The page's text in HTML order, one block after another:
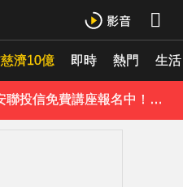
濟10億 即時 熱門 生活
瑪莎拉蒂將回歸V8手排
《理財達人秀》X 安聯投信免費講座報名中！搶先卡位 2027
！ 遭「判死刑」震撼社會